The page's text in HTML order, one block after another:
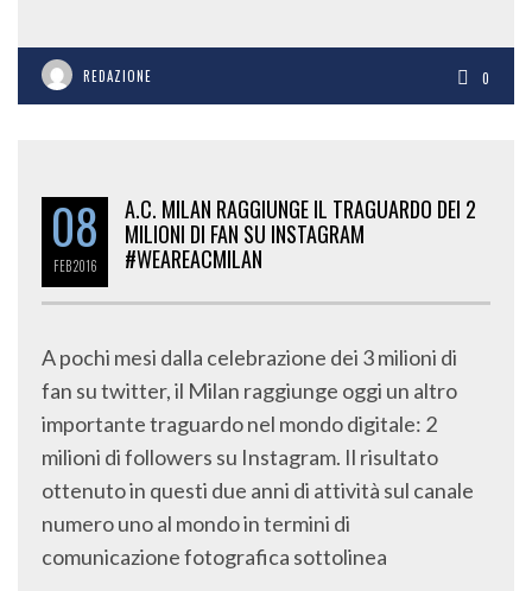
REDAZIONE 0
08
FEB2016
A.C. MILAN RAGGIUNGE IL TRAGUARDO DEI 2
MILIONI DI FAN SU INSTAGRAM
#WEAREACMILAN
A pochi mesi dalla celebrazione dei 3 milioni di
fan su twitter, il Milan raggiunge oggi un altro
importante traguardo nel mondo digitale: 2
milioni di followers su Instagram. Il risultato
ottenuto in questi due anni di attività sul canale
numero uno al mondo in termini di
comunicazione fotografica sottolinea